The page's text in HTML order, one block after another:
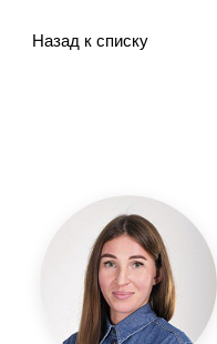
Назад к списку